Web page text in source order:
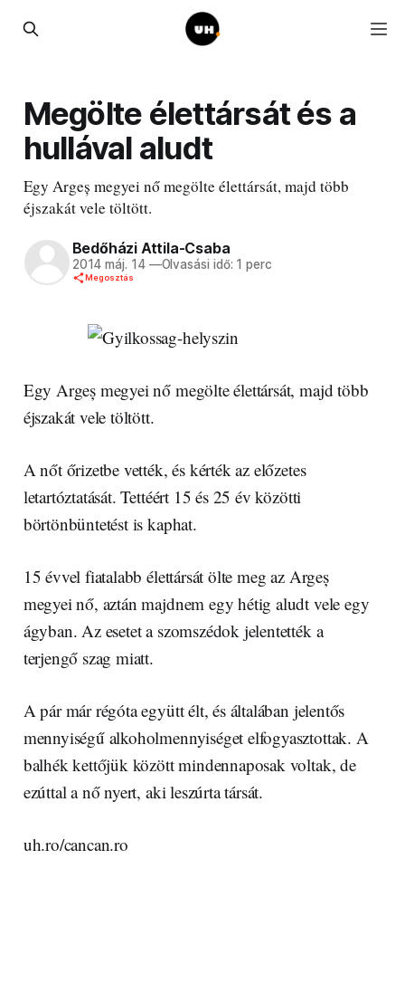
Megölte élettársát és a
hullával aludt
Egy Argeș megyei nő megölte élettársát, majd több
éjszakát vele töltött.
Bedőházi Attila-Csaba
2014 máj. 14 —Olvasási idő: 1 perc
Megosztás
Egy Argeș megyei nő megölte élettársát, majd több
éjszakát vele töltött.
A nőt őrizetbe vették, és kérték az előzetes
letartóztatását. Tettéért 15 és 25 év közötti
börtönbüntetést is kaphat.
15 évvel fiatalabb élettársát ölte meg az Argeș
megyei nő, aztán majdnem egy hétig aludt vele egy
ágyban. Az esetet a szomszédok jelentették a
terjengő szag miatt.
A pár már régóta együtt élt, és általában jelentős
mennyiségű alkoholmennyiséget elfogyasztottak. A
balhék kettőjük között mindennaposak voltak, de
ezúttal a nő nyert, aki leszúrta társát.
uh.ro/cancan.ro